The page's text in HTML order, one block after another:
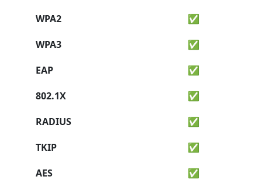
WPA2
✅
WPA3
✅
EAP
✅
802.1X
✅
RADIUS
✅
TKIP
✅
AES
✅